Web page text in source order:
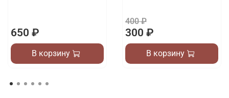
650 ₽
В корзину
400 ₽
300 ₽
В корзину